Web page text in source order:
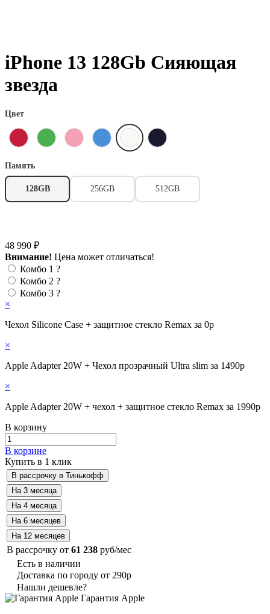
iPhone 13 128Gb Сияющая
звезда
Цвет
Память
128GB 256GB 512GB
48 990 ₽
Внимание! Цена может отличаться!
Комбо 1 ?
Комбо 2 ?
Комбо 3 ?
×
Чехол Silicone Case + защитное стекло Remax за 0р
×
Apple Adapter 20W + Чехол прозрачный Ultra slim за 1490р
×
Apple Adapter 20W + чехол + защитное стекло Remax за 1990р
В корзину
В корзине
Купить в 1 клик
В рассрочку от 61 238 руб/мес
Есть в наличии
Доставка по городу от 290р
Нашли дешевле?
Гарантия Apple